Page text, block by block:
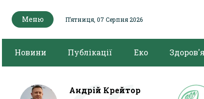
Меню Пʼятниця, 07 Серпня 2026
Новини Публікації Еко Здоров'я
Андрій Крейтор